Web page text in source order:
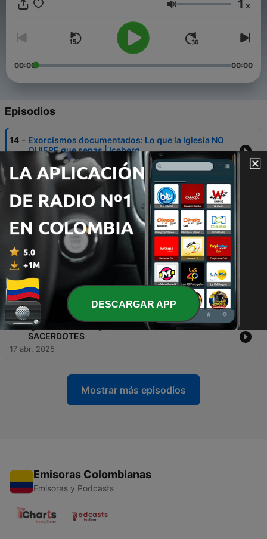
#Investigación #FenómenosInexplicables #CasosReales
Volumen 1 x
00:00 00:00
Episodios
14 - Exorcismos documentados: Lo que la Iglesia NO
QUIERE que sepas | Iceberg
11 jun. 2025
🚫 Los 7 Libros MÁS PELIGROSOS de la Historia –
¡NO LOS LEAS! 😈
04 jun. 2025
12 - ¿La Piedra Filosofal EXISTE? El lado oscuro de la
ALQUIMIA 🧪👁️‍🗨️
21 mayo 2025
11 - ¡Encuentros Alienígenas en Latinoamérica que NO
Creerás! 🚀
14 mayo 2025
10 - Iglesias Malditas y Demonios: Historias de
SACERDOTES
17 abr. 2025
Mostrar más episodios
Emisoras Colombianas
Emisoras y Podcasts
DESCARGAR APP